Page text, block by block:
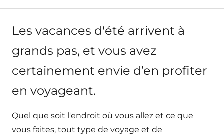
Les vacances d'été arrivent à
grands pas, et vous avez
certainement envie d’en profiter
en voyageant.
Quel que soit l'endroit où vous allez et ce que
vous faites, tout type de voyage et de